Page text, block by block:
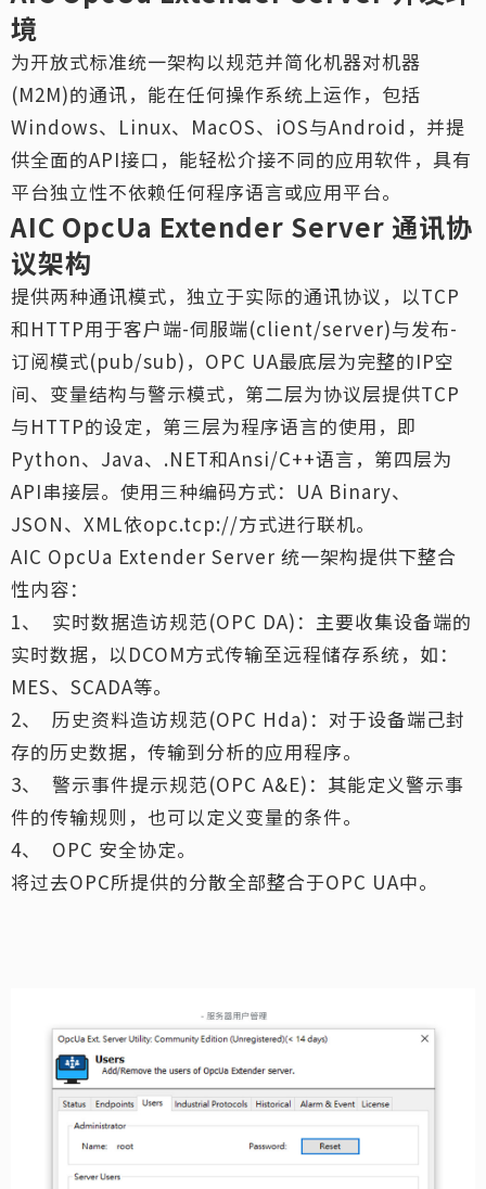
境
为开放式标准统一架构以规范并简化机器对机器
(M2M)的通讯，能在任何操作系统上运作，包括
Windows、Linux、MacOS、iOS与Android，并提
供全面的API接口，能轻松介接不同的应用软件，具有
平台独立性不依赖任何程序语言或应用平台。
AIC OpcUa Extender Server 通讯协
议架构
提供两种通讯模式，独立于实际的通讯协议，以TCP
和HTTP用于客户端-伺服端(client/server)与发布-
订阅模式(pub/sub)，OPC UA最底层为完整的IP空
间、变量结构与警示模式，第二层为协议层提供TCP
与HTTP的设定，第三层为程序语言的使用，即
Python、Java、.NET和Ansi/C++语言，第四层为
API串接层。使用三种编码方式：UA Binary、
JSON、XML依opc.tcp://方式进行联机。
AIC OpcUa Extender Server 统一架构提供下整合
性内容：
1、 实时数据造访规范(OPC DA)：主要收集设备端的
实时数据，以DCOM方式传输至远程储存系统，如：
MES、SCADA等。
2、 历史资料造访规范(OPC Hda)：对于设备端己封
存的历史数据，传输到分析的应用程序。
3、 警示事件提示规范(OPC A&E)：其能定义警示事
件的传输规则，也可以定义变量的条件。
4、 OPC 安全协定。
将过去OPC所提供的分散全部整合于OPC UA中。